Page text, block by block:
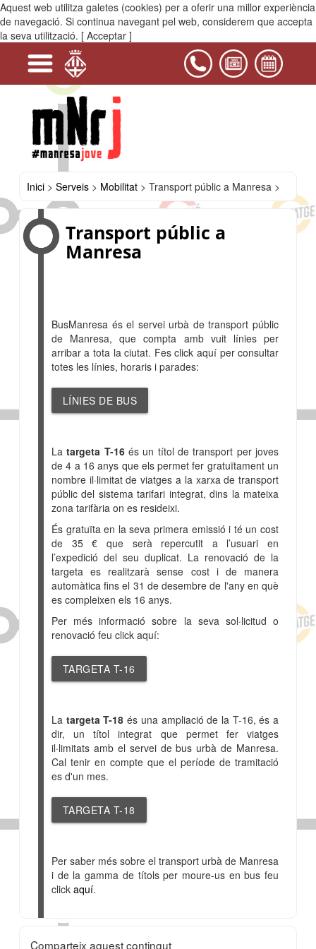
Aquest web utilitza galetes (cookies) per a oferir una millor experiència
de navegació. Si continua navegant pel web, considerem que accepta
la seva utilització. [ Acceptar ]
MENÚ
Serveis
-
Educació
+
Manresa
Treball
+
Oci
i
+
Mobilitat
-
Transport
públic
Manresa
Transport
a
municipis
des
de
Manresa
Mobilitat
Internacional
+
Descomptes
per
joves
per
viatjar
a
Salut
+
Habitatge
Projectes
+
Activitats
+
Equipaments
+
PIJ
Casals
Bages
+
Contacta'ns
+
Inici> Serveis> Mobilitat> Transport públic a Manresa >
Transport públic a
Manresa
BusManresa és el servei urbà de transport públic
de Manresa, que compta amb vuit línies per
arribar a tota la ciutat. Fes click aquí per consultar
totes les línies, horaris i parades:
LÍNIES DE BUS
Latargeta T-16és un títol de transport per joves
de 4 a 16 anys que els permet fer gratuïtament un
nombre il·limitat de viatges a la xarxa de transport
públic del sistema tarifari integrat, dins la mateixa
zona tarifària on es resideixi.
És gratuïta en la seva primera emissió i té un cost
de 35 € que serà repercutit a l’usuari en
l’expedició del seu duplicat. La renovació de la
targeta es realitzarà sense cost i de manera
automàtica fins el 31 de desembre de l'any en què
es compleixen els 16 anys.
Per més informació sobre la seva sol·licitud o
renovació feu click aquí:
TARGETA T-16
La targeta T-18 és una ampliació de la T-16, és a
dir, un títol integrat que permet fer viatges
il·limitats amb el servei de bus urbà de Manresa.
Cal tenir en compte que el període de tramitació
es d'un mes.
TARGETA T-18
Per saber més sobre el transport urbà de Manresa
i de la gamma de títols per moure-us en bus feu
click aquí.
Comparteix aquest contingut